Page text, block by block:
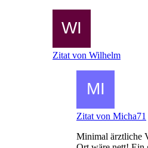
Zitat von Wilhelm
Zitat von Micha71
Minimal ärztliche